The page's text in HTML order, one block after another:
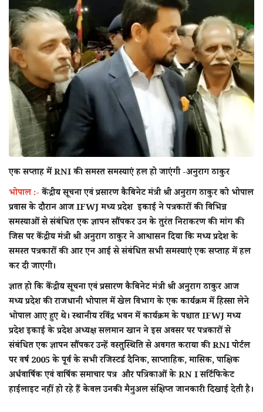
मध्य प्रदेश
Privacy policy
राज्य
राजनीती
शहर
दुनिया
क्राइम
मनोरंजन
टेक्नोलॉजी
अन्य
एक सप्ताह में RNI की समस्त समस्याएं हल हो जाएंगी -अनुराग ठाकुर
भोपाल :-केंद्रीय सूचना एवं प्रसारण कैबिनेट मंत्री श्री अनुराग ठाकुर को भोपाल
प्रवास के दौरान आज IFWJ मध्य प्रदेश इकाई ने पत्रकारों की विभिन्न
समस्याओं से संबंधित एक ज्ञापन सौंपकर उन के तुरंत निराकरण की मांग की
जिस पर केंद्रीय मंत्री श्री अनुराग ठाकुर ने आश्वासन दिया कि मध्य प्रदेश के
समस्त पत्रकारों की आर एन आई से संबंधित सभी समस्याएं एक सप्ताह में हल
कर दी जाएगी।
ज्ञात हो कि केंद्रीय सूचना एवं प्रसारण कैबिनेट मंत्री श्री अनुराग ठाकुर आज
मध्य प्रदेश की राजधानी भोपाल में खेल विभाग के एक कार्यक्रम में हिस्सा लेने
भोपाल आए हुए थे। स्थानीय रविंद्र भवन में कार्यक्रम के पश्चात IFWJ मध्य
प्रदेश इकाई के प्रदेश अध्यक्ष सलमान खान ने इस अवसर पर पत्रकारों से
संबंधित एक ज्ञापन सौंपकर उन्हें वस्तुस्थिति से अवगत कराया की RNI पोर्टल
पर वर्ष 2005 के पूर्व के सभी रजिस्टर्ड दैनिक, साप्ताहिक, मासिक, पाक्षिक
अर्धवार्षिक एवं वार्षिक समाचार पत्र और पत्रिकाओं के RN I सर्टिफिकेट
हाईलाइट नहीं हो रहे हैं केवल उनकी मैनुअल संक्षिप्त जानकारी दिखाई देती है।